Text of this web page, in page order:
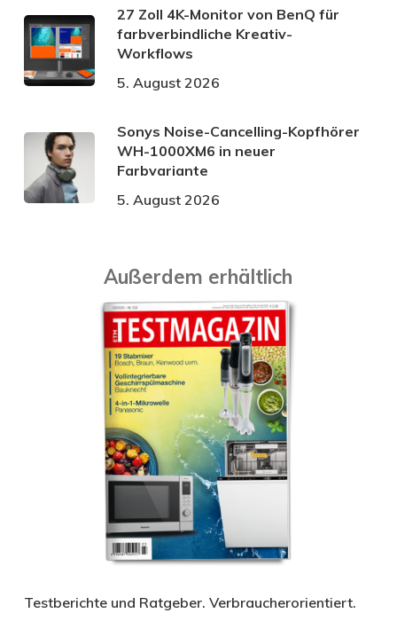
27 Zoll 4K-Monitor von BenQ für
farbverbindliche Kreativ-
Workflows
5. August 2026
Sonys Noise-Cancelling-Kopfhörer
WH-1000XM6 in neuer
Farbvariante
5. August 2026
Außerdem erhältlich
Testberichte und Ratgeber. Verbraucherorientiert.